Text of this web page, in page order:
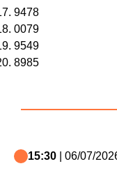
9478
0079
9549
8985
15:30 | 06/07/